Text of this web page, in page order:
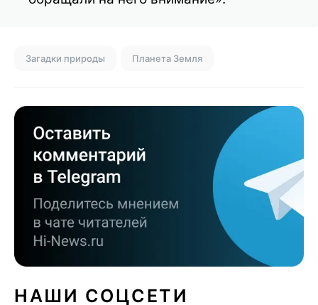
Загадки природы Планета Земля
НАШИ СОЦСЕТИ